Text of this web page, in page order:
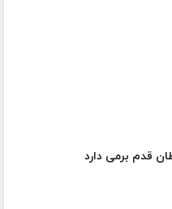
قدم برمی دارد